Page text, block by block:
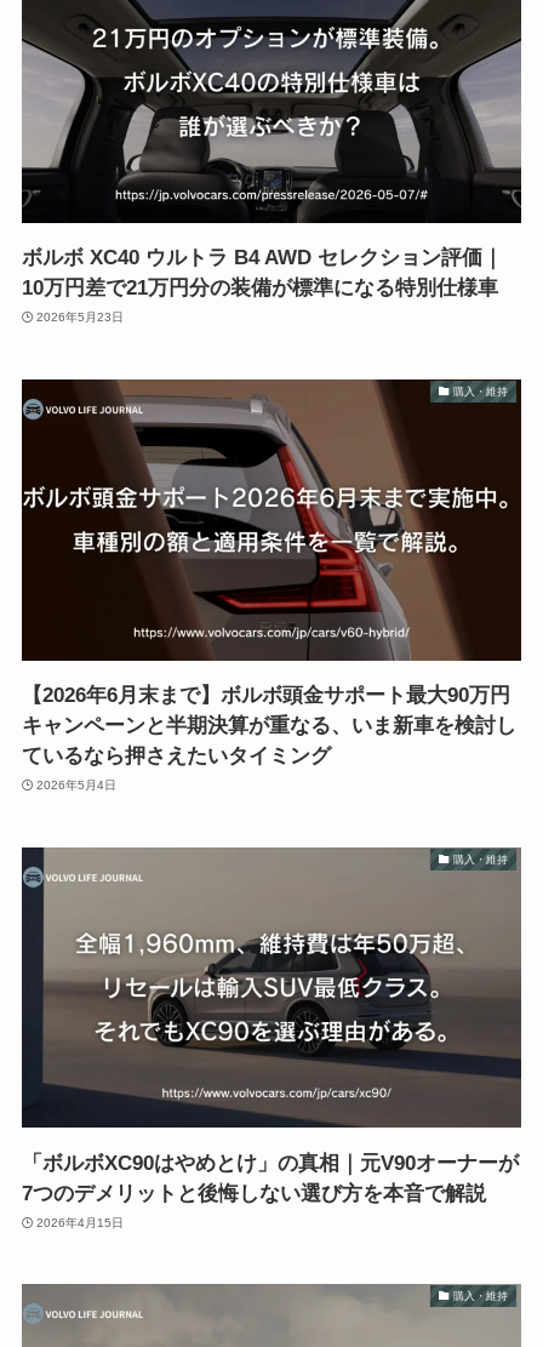
ボルボ XC40 ウルトラ B4 AWD セレクション評価｜
10万円差で21万円分の装備が標準になる特別仕様車
2026年5月23日
購入・維持
【2026年6月末まで】ボルボ頭金サポート最大90万円
キャンペーンと半期決算が重なる、いま新車を検討し
ているなら押さえたいタイミング
2026年5月4日
購入・維持
「ボルボXC90はやめとけ」の真相｜元V90オーナーが
7つのデメリットと後悔しない選び方を本音で解説
2026年4月15日
購入・維持